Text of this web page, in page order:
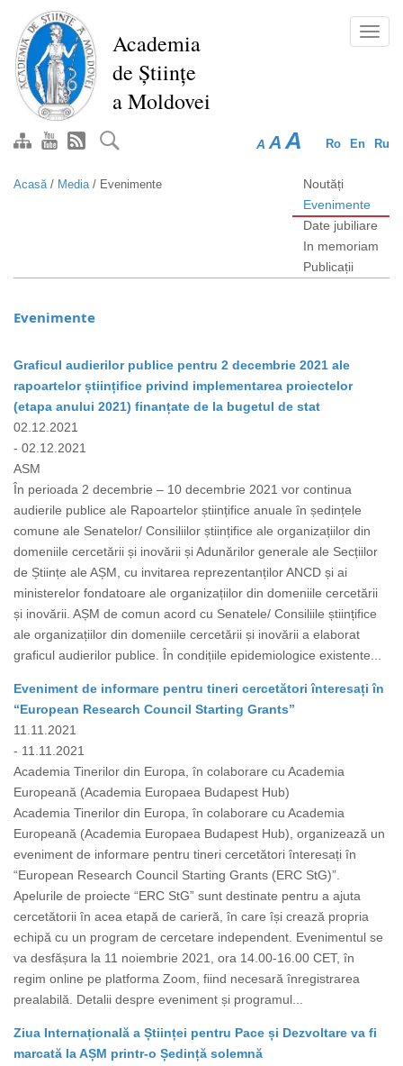
conţinutul
principal
Academia
de Științe
a Moldovei
Ro En Ru
A A A
Acasă/ Media/ Evenimente
Noutăți
Evenimente
Date jubiliare
In memoriam
Publicații
Evenimente
Graficul audierilor publice pentru 2 decembrie 2021 ale
rapoartelor științifice privind implementarea proiectelor
(etapa anului 2021) finanțate de la bugetul de stat
02.12.2021
- 02.12.2021
ASM
În perioada 2 decembrie – 10 decembrie 2021 vor continua
audierile publice ale Rapoartelor științifice anuale în ședințele
comune ale Senatelor/ Consiliilor științifice ale organizațiilor din
domeniile cercetării și inovării și Adunărilor generale ale Secțiilor
de Științe ale AȘM, cu invitarea reprezentanților ANCD și ai
ministerelor fondatoare ale organizațiilor din domeniile cercetării
și inovării. AȘM de comun acord cu Senatele/ Consiliile științifice
ale organizațiilor din domeniile cercetării și inovării a elaborat
graficul audierilor publice. În condițiile epidemiologice existente...
Eveniment de informare pentru tineri cercetători înteresați în
“European Research Council Starting Grants”
11.11.2021
- 11.11.2021
Academia Tinerilor din Europa, în colaborare cu Academia
Europeană (Academia Europaea Budapest Hub)
Academia Tinerilor din Europa, în colaborare cu Academia
Europeană (Academia Europaea Budapest Hub), organizează un
eveniment de informare pentru tineri cercetători înteresați în
“European Research Council Starting Grants (ERC StG)”.
Apelurile de proiecte “ERC StG” sunt destinate pentru a ajuta
cercetătorii în acea etapă de carieră, în care își crează propria
echipă cu un program de cercetare independent. Evenimentul se
va desfășura la 11 noiembrie 2021, ora 14.00-16.00 CET, în
regim online pe platforma Zoom, fiind necesară înregistrarea
prealabilă. Detalii despre eveniment și programul...
Ziua Internațională a Științei pentru Pace și Dezvoltare va fi
marcată la AȘM printr-o Ședință solemnă